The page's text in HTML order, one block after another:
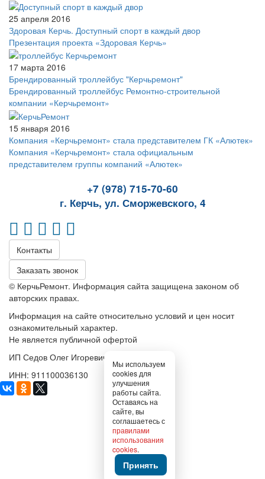
25 апреля 2016
Здоровая Керчь. Доступный спорт в каждый двор
Презентация проекта «Здоровая Керчь»
17 марта 2016
Брендированный троллейбус "Керчьремонт"
Брендированный троллейбус Ремонтно-строительной
компании «Керчьремонт»
15 января 2016
Компания «Керчьремонт» стала представителем ГК «Алютек»
Компания «Керчьремонт» стала официальным
представителем группы компаний «Алютек»
+7 (978) 715-70-60
г. Керчь, ул. Сморжевского, 4
Контакты
Заказать звонок
© КерчьРемонт. Информация сайта защищена законом об
авторских правах.
Информация на сайте относительно условий и цен носит
ознакомительный характер.
Не является публичной офертой
ИП Седов Олег Игоревич
ИНН: 911100036130
Мы используем
cookies для
улучшения
работы сайта.
Оставаясь на
сайте, вы
соглашаетесь с
правилами
использования
cookies.
Принять